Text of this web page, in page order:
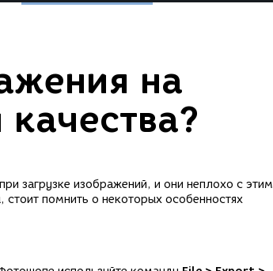
на
загрузке изображений, и они неплохо с этим
помнить о некоторых особенностях